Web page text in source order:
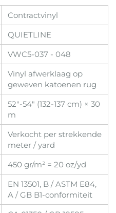
Contractvinyl
QUIETLINE
VWC5-037 - 048
Vinyl afwerklaag op
geweven katoenen rug
52"-54" (132-137 cm) × 30
m
Verkocht per strekkende
meter / yard
450 gr/m² = 20 oz/yd
EN 13501, B / ASTM E84,
A / GB B1-conformiteit